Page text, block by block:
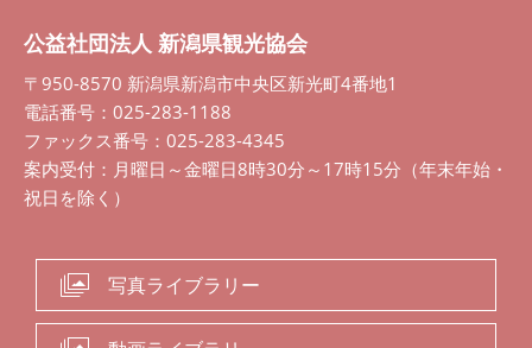
公益社団法人 新潟県観光協会
〒950-8570 新潟県新潟市中央区新光町4番地1
電話番号：025-283-1188
ファックス番号：025-283-4345
案内受付：月曜日～金曜日8時30分～17時15分（年末年始・
祝日を除く）
写真ライブラリー